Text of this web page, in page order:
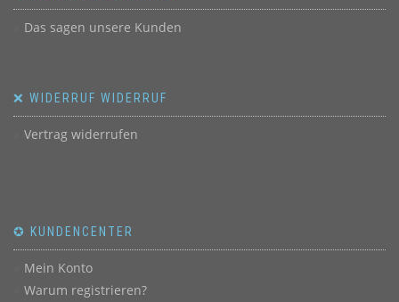
Das sagen unsere Kunden
❌ WIDERRUF WIDERRUF
Vertrag widerrufen
✪ KUNDENCENTER
Mein Konto
Warum registrieren?